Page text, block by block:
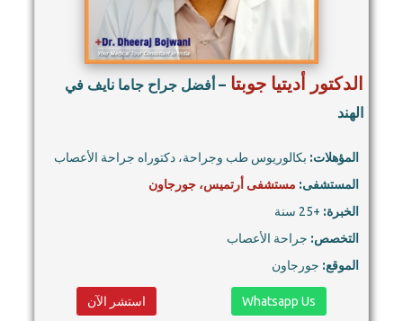
الدكتور أديتيا جوبتا – أفضل جراح جاما نايف في
الهند
المؤهلات: بكالوريوس طب وجراحة، دكتوراه جراحة الأعصاب
المستشفى: مستشفى أرتميس، جورجاون
الخبرة: +25 سنة
التخصص: جراحة الأعصاب
الموقع: جورجاون
استشر الآن Whatsapp Us